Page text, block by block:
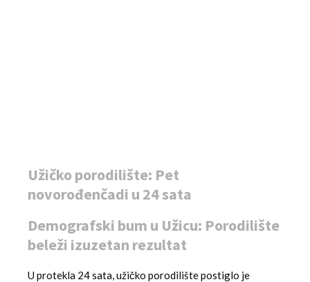
Užičko porodilište: Pet
novorođenčadi u 24 sata
Demografski bum u Užicu: Porodilište
beleži izuzetan rezultat
U protekla 24 sata, užičko porodilište postiglo je